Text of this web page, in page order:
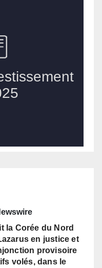
la Corée du Nord
en justice et
provisoire
volés, dans le